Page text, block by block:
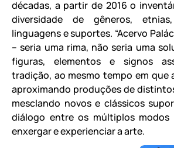
décadas, a partir de 2016 o
diversidade de gêneros,
linguagens e suportes. “Acervo
– seria uma rima, não seria uma
figuras, elementos e signos
tradição, ao mesmo tempo em que
aproximando produções de
mesclando novos e clássicos
diálogo entre os múltiplos modos
enxergar e experienciar a arte.